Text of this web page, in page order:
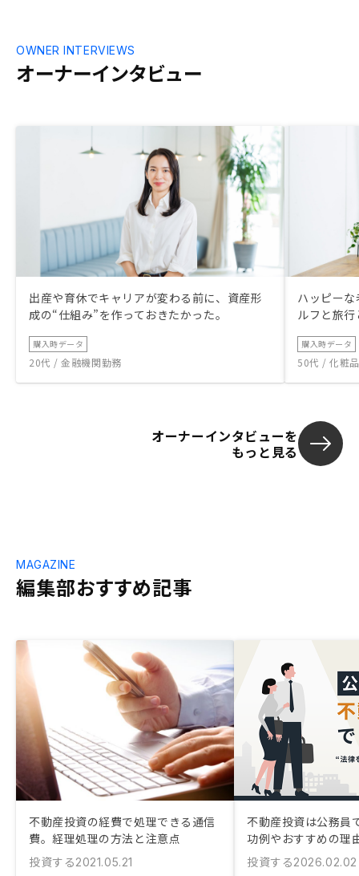
オーナーインタビュー
OWNER INTERVIEWS
出産や育休でキャリアが変わる前に、資産形
成の“仕組み”を作っておきたかった。
購入時データ
20代 / 金融機関勤務
ハッピー
ルフと旅
購入時データ
50代 / 化粧
オーナーインタビューを
もっと見る
編集部おすすめ記事
MAGAZINE
不動産投資の経費で処理できる通信
費。経理処理の方法と注意点
投資する2021.05.21
不動産投資は公務員
功例やおすすめの理
投資する2026.02.02